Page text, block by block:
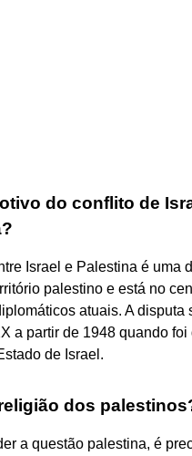
do conflito de
Israel e Palestina é uma
palestino e está no
atuais. A disputa
a partir de 1948 quando foi
de Israel.
dos
a questão palestina, é